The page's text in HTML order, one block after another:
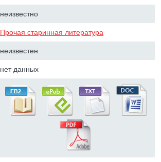
неизвестно
Прочая старинная литература
неизвестен
нет данных